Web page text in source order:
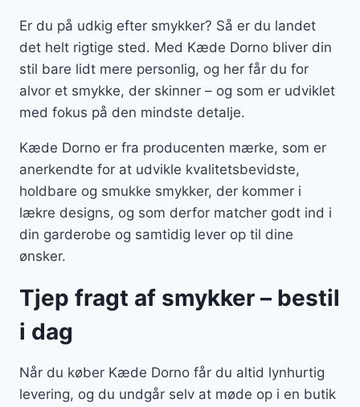
Er du på udkig efter smykker? Så er du landet
det helt rigtige sted. Med Kæde Dorno bliver din
stil bare lidt mere personlig, og her får du for
alvor et smykke, der skinner – og som er udviklet
med fokus på den mindste detalje.
Kæde Dorno er fra producenten mærke, som er
anerkendte for at udvikle kvalitetsbevidste,
holdbare og smukke smykker, der kommer i
lækre designs, og som derfor matcher godt ind i
din garderobe og samtidig lever op til dine
ønsker.
Tjep fragt af smykker – bestil
i dag
Når du køber Kæde Dorno får du altid lynhurtig
levering, og du undgår selv at møde op i en butik